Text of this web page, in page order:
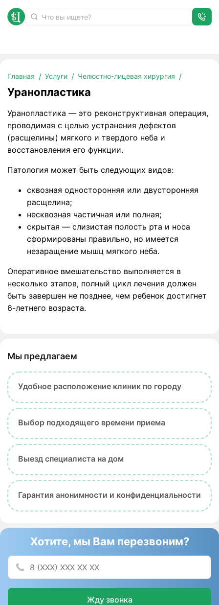
Главная Услуги Челюстно-лицевая хирургия
Уранопластика
Уранопластика
Уранопластика — это реконструктивная операция,
проводимая с целью устранения дефектов
(расщелины) мягкого и твердого неба и
восстановления его функции.
Патология может быть следующих видов:
сквозная односторонняя или двусторонняя
расщелина;
несквозная частичная или полная;
скрытая — слизистая полость рта и носа
сформированы правильно, но имеется
незаращение мышц мягкого неба.
Оперативное вмешательство выполняется в
несколько этапов, полный цикл лечения должен
быть завершен не позднее, чем ребенок достигнет
6-летнего возраста.
Мы предлагаем
Удобное расположение клиник по городу
Выбор подходящего времени приема
Выезд специалиста на дом
Гарантия анонимности и конфиденциальности
Хотите, мы Вам перезвоним?
Жду звонка